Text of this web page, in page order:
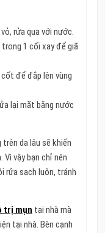
rửa qua với nước.
1 cối xay để giã
để đắp lên vùng
lại mặt bằng nước
da lâu sẽ khiến
Vì vậy bạn chỉ nên
rửa sạch luôn, tránh
trị mụn tại nhà mà
tại nhà. Bên cạnh